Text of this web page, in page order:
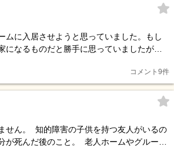
できないということでしょうか？
ムに入居させようと思っていました。もし
になるものだと勝手に思っていましたが、
ていなくて、自然になくなっていく、とい
合は、どこで亡くなるのが妥当なのでしょ
きりで介護できる状況にないため無理で
長居できませんよね。老人ホームは老衰で
験のあるかたアドバイスお願いします。
コメント 9件
せん。 知的障害の子供を持つ友人がいるの
が死んだ後のこと。 老人ホームやグループ